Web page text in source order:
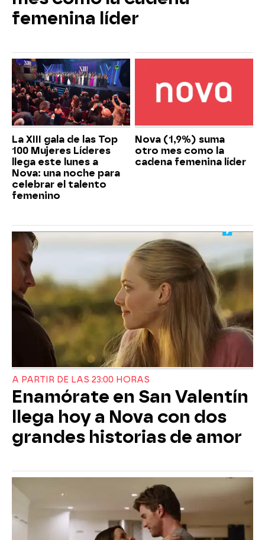
femenina líder
La XIII gala de las Top
100 Mujeres Líderes
llega este lunes a
Nova: una noche para
celebrar el talento
femenino
Nova (1,9%) suma
otro mes como la
cadena femenina líder
A PARTIR DE LAS 23:00 HORAS
Enamórate en San Valentín
llega hoy a Nova con dos
grandes historias de amor